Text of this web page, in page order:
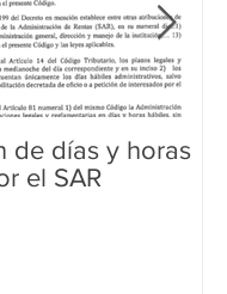
de días y horas
el SAR